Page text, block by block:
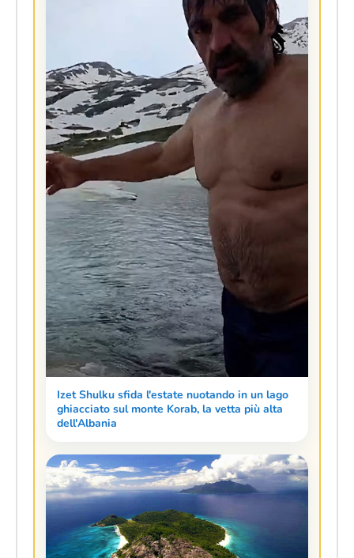
Izet Shulku sfida l'estate nuotando in un lago
ghiacciato sul monte Korab, la vetta più alta
dell'Albania